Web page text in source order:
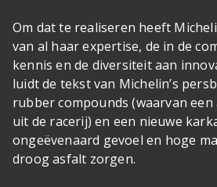
Om dat te realiseren heeft
van al haar expertise, de in de
kennis en de diversiteit aan
luidt de tekst van Michelin’s
rubber compounds (waarvan
uit de racerij) en een nieuwe
ongeëvenaard gevoel en hoge
droog asfalt zorgen.